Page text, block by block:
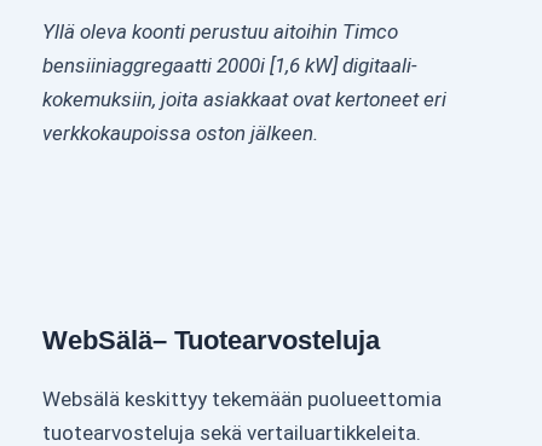
Yllä oleva koonti perustuu aitoihin Timco
bensiiniaggregaatti 2000i [1,6 kW] digitaali-
kokemuksiin, joita asiakkaat ovat kertoneet eri
verkkokaupoissa oston jälkeen.
WebSälä– Tuotearvosteluja
Websälä keskittyy tekemään puolueettomia
tuotearvosteluja sekä vertailuartikkeleita.